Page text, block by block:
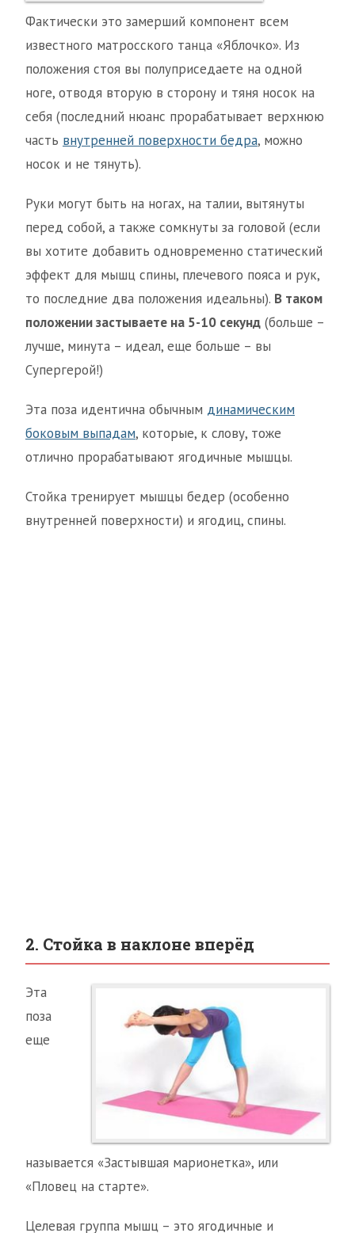
Фактически это замерший компонент всем
известного матросского танца «Яблочко». Из
положения стоя вы полуприседаете на одной
ноге, отводя вторую в сторону и тяня носок на
себя (последний нюанс прорабатывает верхнюю
часть внутренней поверхности бедра, можно
носок и не тянуть).
Руки могут быть на ногах, на талии, вытянуты
перед собой, а также сомкнуты за головой (если
вы хотите добавить одновременно статический
эффект для мышц спины, плечевого пояса и рук,
то последние два положения идеальны). В таком
положении застываете на 5-10 секунд (больше –
лучше, минута – идеал, еще больше – вы
Супергерой!)
Эта поза идентична обычным динамическим
боковым выпадам, которые, к слову, тоже
отлично прорабатывают ягодичные мышцы.
Стойка тренирует мышцы бедер (особенно
внутренней поверхности) и ягодиц, спины.
2. Стойка в наклоне вперёд
Эта
поза
еще
называется «Застывшая марионетка», или
«Пловец на старте».
Целевая группа мышц – это ягодичные и